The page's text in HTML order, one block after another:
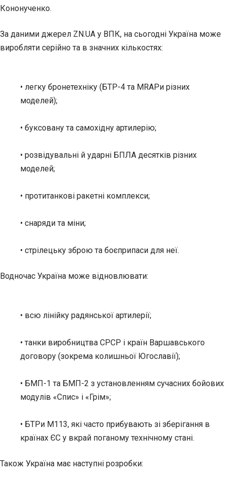
Кононученко.
За даними джерел ZN.UA у ВПК, на сьогодні Україна може
виробляти серійно та в значних кількостях:
• легку бронетехніку (БТР-4 та MRAPи різних
моделей);
• буксовану та самохідну артилерію;
• розвідувальні й ударні БПЛА десятків різних
моделей;
• протитанкові ракетні комплекси;
• снаряди та міни;
• стрілецьку зброю та боєприпаси для неї.
Водночас Україна може відновлювати:
• всю лінійку радянської артилерії;
• танки виробництва СРСР і країн Варшавського
договору (зокрема колишньої Югославії);
• БМП-1 та БМП-2 з установленням сучасних бойових
модулів «Спис» і «Грім»;
• БТРи M113, які часто прибувають зі зберігання в
країнах ЄС у вкрай поганому технічному стані.
Також Україна має наступні розробки: